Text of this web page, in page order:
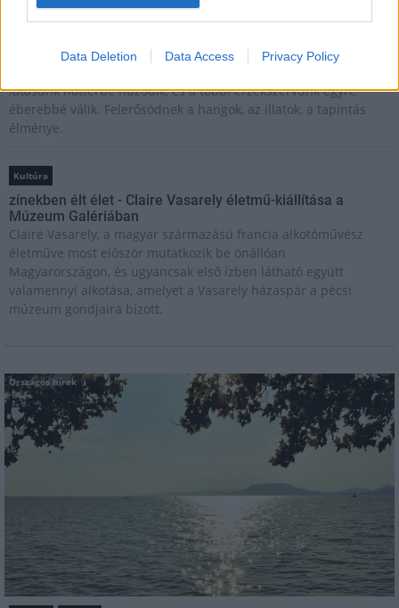
Data Deletion Data Access Privacy Policy
Kultúra
A teliholdas erdőfürdő különleges lehetőség arra, hogy
látásunk háttérbe húzódik, és a többi érzékszervünk egyre
éberebbé válik. Felerősödnek a hangok, az illatok, a tapintás
élménye.
Kultúra
zínekben élt élet - Claire Vasarely életmű-kiállítása a
Múzeum Galériában
Claire Vasarely, a magyar származású francia alkotóművész
életműve most először mutatkozik be önállóan
Magyarországon, és ugyancsak első ízben látható együtt
valamennyi alkotása, amelyet a Vasarely házaspár a pécsi
múzeum gondjaira bízott.
Országos hírek